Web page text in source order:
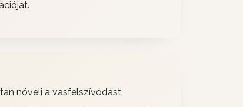
növeli a vasfelszívódást.